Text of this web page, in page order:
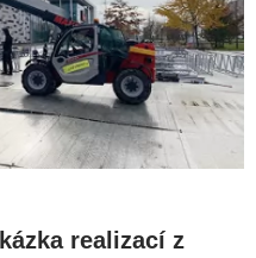
realizací z